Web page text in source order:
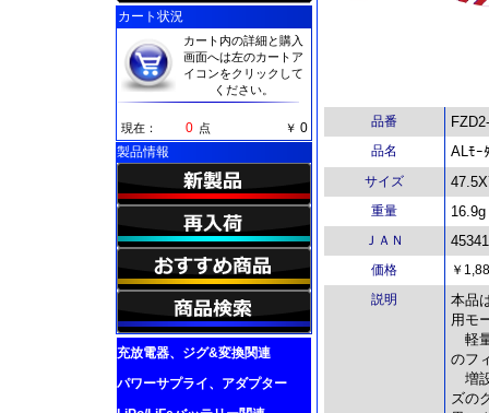
カート状況
カート内の詳細と購入
画面へは左のカートア
イコンをクリックして
ください。
現在： 0 点 ￥ 0
製品情報
充放電器、ジグ&変換関連
パワーサプライ、アダプター
品番
品名 ALﾓｰ
サイズ
重量 16.9g
ＪＡＮ
価格
￥
説明
本品
用モ
軽
のフ
増
ズの